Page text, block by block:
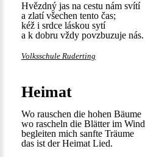
Hvězdný jas na cestu nám svítí
a zlatí všechen tento čas;
kéž i srdce láskou sytí
a k dobru vždy povzbuzuje nás.
Volksschule Ruderting
Heimat
Wo rauschen die hohen Bäume
wo rascheln die Blätter im Wind
begleiten mich sanfte Träume
das ist der Heimat Lied.